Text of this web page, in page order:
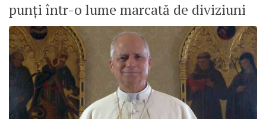
punți într-o lume marcată de diviziuni